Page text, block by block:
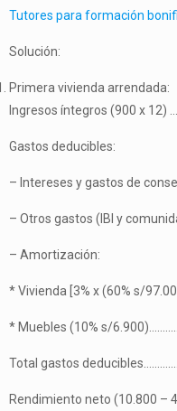
Tutores para formación
Solución:
Primera vivienda arrendada:
Ingresos íntegros (900 x
Gastos deducibles:
– Intereses y gastos de
– Otros gastos (IBI y
– Amortización:
* Vivienda [3% x (60% s/
* Muebles (10% s/
Total gastos
Rendimiento neto (10.800